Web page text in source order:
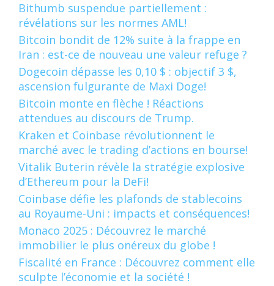
Bithumb suspendue partiellement :
révélations sur les normes AML!
Bitcoin bondit de 12% suite à la frappe en
Iran : est-ce de nouveau une valeur refuge ?
Dogecoin dépasse les 0,10 $ : objectif 3 $,
ascension fulgurante de Maxi Doge!
Bitcoin monte en flèche ! Réactions
attendues au discours de Trump.
Kraken et Coinbase révolutionnent le
marché avec le trading d’actions en bourse!
Vitalik Buterin révèle la stratégie explosive
d’Ethereum pour la DeFi!
Coinbase défie les plafonds de stablecoins
au Royaume-Uni : impacts et conséquences!
Monaco 2025 : Découvrez le marché
immobilier le plus onéreux du globe !
Fiscalité en France : Découvrez comment elle
sculpte l’économie et la société !